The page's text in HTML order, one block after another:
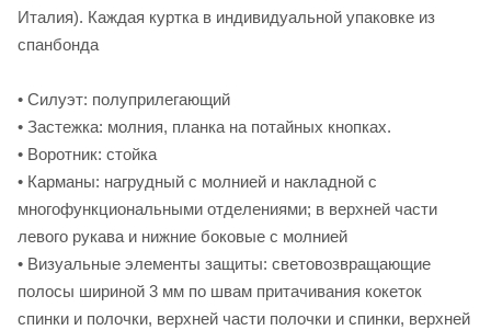
Италия). Каждая куртка в индивидуальной упаковке из
спанбонда
• Силуэт: полуприлегающий
• Застежка: молния, планка на потайных кнопках.
• Воротник: стойка
• Карманы: нагрудный с молнией и накладной с
многофункциональными отделениями; в верхней части
левого рукава и нижние боковые с молнией
• Визуальные элементы защиты: световозвращающие
полосы шириной 3 мм по швам притачивания кокеток
спинки и полочки, верхней части полочки и спинки, верхней